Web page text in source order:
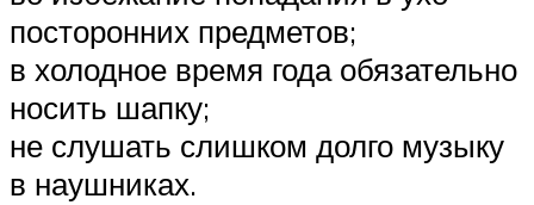
посторонних предметов;
в холодное время года обязательно
носить шапку;
не слушать слишком долго музыку
в наушниках.